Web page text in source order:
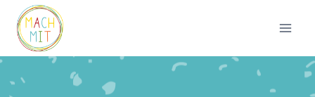
Zum
Inhalt
springen